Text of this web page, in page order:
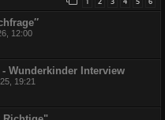
12:00
- Wunderkinder Interview
19:21